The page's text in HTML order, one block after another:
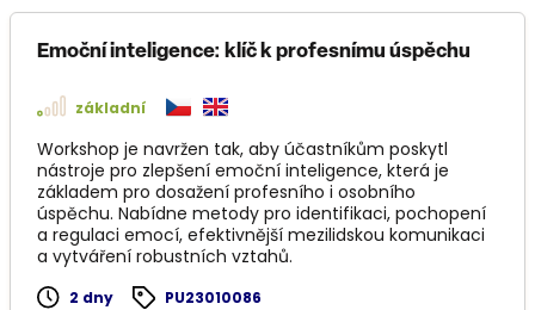
Emoční inteligence: klíč k profesnímu úspěchu
základní
Workshop je navržen tak, aby účastníkům poskytl
nástroje pro zlepšení emoční inteligence, která je
základem pro dosažení profesního i osobního
úspěchu. Nabídne metody pro identifikaci, pochopení
a regulaci emocí, efektivnější mezilidskou komunikaci
a vytváření robustních vztahů.
2 dny PU23010086